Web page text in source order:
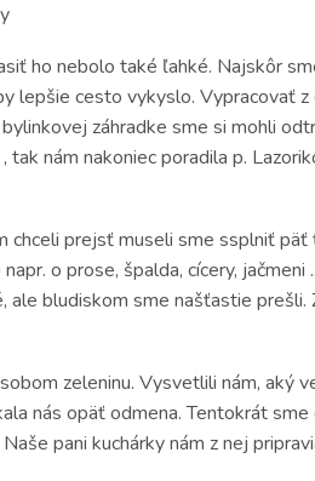
ho nebolo také ľahké. Najskôr
cesto vykyslo. Vypracovať z
záhradke sme si mohli
nám nakoniec poradila p.
chceli prejsť museli sme ssplniť
o prose, špalda, cícery, jačmeni
bludiskom sme našťastie prešli.
zeleninu. Vysvetlili nám, aký
nás opäť odmena. Tentokrát
pani kuchárky nám z nej